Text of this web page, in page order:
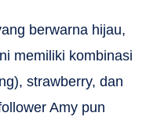
berwarna hijau,
memiliki kombinasi
strawberry, dan
Amy pun